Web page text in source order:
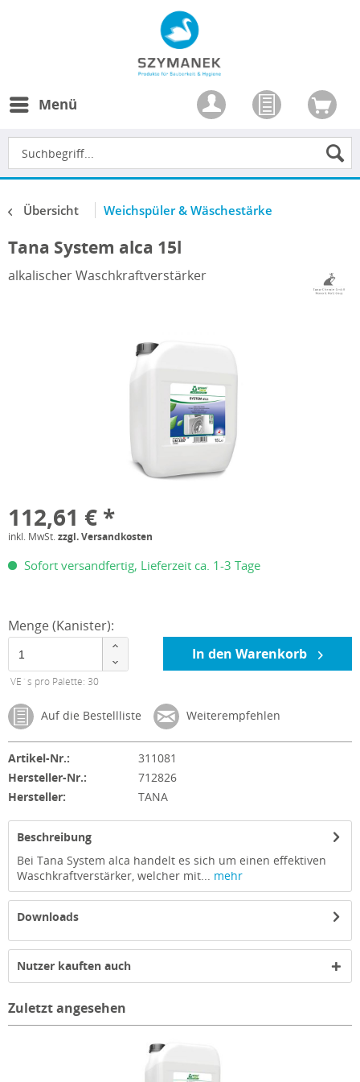
Menü
Übersicht Weichspüler & Wäschestärke
Tana System alca 15l
alkalischer Waschkraftverstärker
112,61 € *
inkl. MwSt.zzgl. Versandkosten
Sofort versandfertig, Lieferzeit ca. 1-3 Tage
Menge (Kanister):
VE´s pro Palette: 30
In den Warenkorb
Auf die Bestellliste Weiterempfehlen
Artikel-Nr.:
311081
Hersteller-Nr.:
712826
Hersteller:
TANA
Beschreibung
Bei Tana System alca handelt es sich um einen effektiven
Waschkraftverstärker, welcher mit... mehr
Downloads
Nutzer kauften auch
Zuletzt angesehen